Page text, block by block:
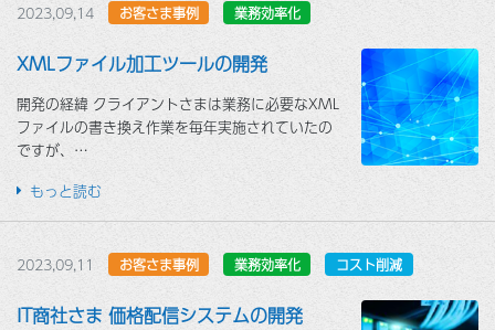
2023,09,14 お客さま事例 業務効率化
XMLファイル加工ツールの開発
開発の経緯 クライアントさまは業務に必要なXML
ファイルの書き換え作業を毎年実施されていたの
ですが、…
もっと読む
2023,09,11 お客さま事例 業務効率化 コスト削減
IT商社さま 価格配信システムの開発